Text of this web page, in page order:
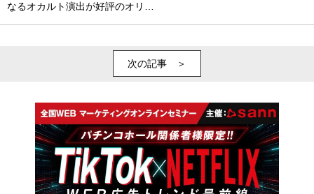
なるオカルト演出が好評のオリ…
次の記事 ＞